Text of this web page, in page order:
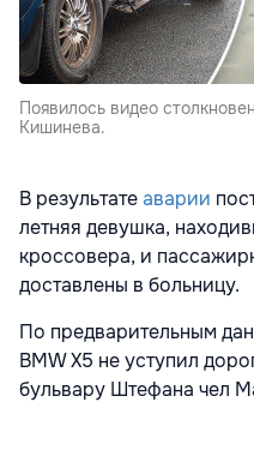
Появилось видео
Кишинева.
В результатеаварии
летняя девушка,
кроссовера, и
доставлены в больницу.
По предварительным
BMW X5 не уступил
бульвару Штефана чел